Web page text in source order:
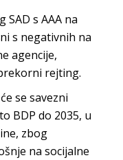
s AAA na
s negativnih na
agencije,
rejting.
se savezni
BDP do 2035, u
zbog
na socijalne